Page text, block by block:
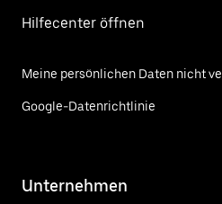
Hilfecenter öffnen
Meine persönlichen Daten nicht
Google-Datenrichtlinie
Unternehmen